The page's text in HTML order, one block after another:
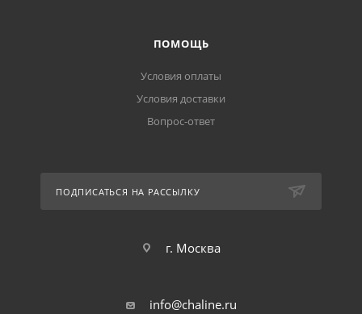
ПОМОЩЬ
Условия оплаты
Условия доставки
Вопрос-ответ
ПОДПИСАТЬСЯ НА РАССЫЛКУ
г. Москва
info@chaline.ru